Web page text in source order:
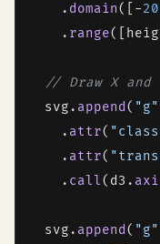
    .
domain([-20
    .
range
// Draw X and
  svg.
append ( "g"
    .
attr(
    .
attr(
    .
call(d3.
  svg.
append ( "g"